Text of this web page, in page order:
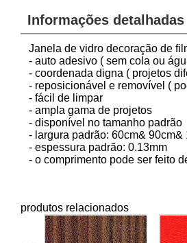
Informações detalhadas
Janela de vidro decoração de
- auto adesivo ( sem cola ou
- coordenada digna ( projetos
- reposicionável e removível (
- fácil de limpar
- ampla gama de projetos
- disponível no tamanho padrão
- largura padrão: 60cm& 90cm&
- espessura padrão: 0.13mm
- o comprimento pode ser feito
produtos relacionados